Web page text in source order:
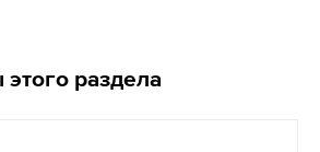
раздела